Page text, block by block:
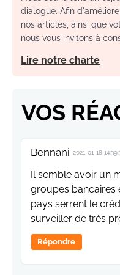
dialogue. Afin
nos articles, ainsi que
nous vous invitons à
Lire notre charte
VOS
Bennani 2021-01-18
Il semble avoir un
groupes bancaires
pays serrent le
surveiller de très
Répondre